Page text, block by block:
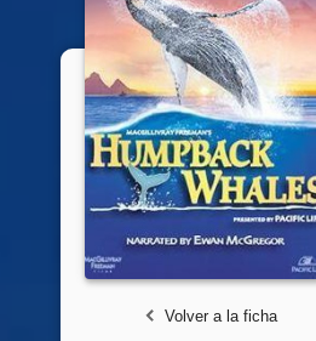
Volver a la ficha